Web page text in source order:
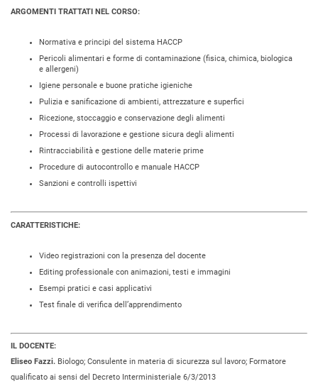
ARGOMENTI TRATTATI NEL CORSO:
Normativa e principi del sistema HACCP
Pericoli alimentari e forme di contaminazione (fisica, chimica, biologica
e allergeni)
Igiene personale e buone pratiche igieniche
Pulizia e sanificazione di ambienti, attrezzature e superfici
Ricezione, stoccaggio e conservazione degli alimenti
Processi di lavorazione e gestione sicura degli alimenti
Rintracciabilità e gestione delle materie prime
Procedure di autocontrollo e manuale HACCP
Sanzioni e controlli ispettivi
CARATTERISTICHE:
Video registrazioni con la presenza del docente
Editing professionale con animazioni, testi e immagini
Esempi pratici e casi applicativi
Test finale di verifica dell’apprendimento
IL DOCENTE:
Eliseo Fazzi. Biologo; Consulente in materia di sicurezza sul lavoro; Formatore
qualificato ai sensi del Decreto Interministeriale 6/3/2013